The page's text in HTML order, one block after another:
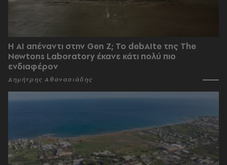
Η AI απέναντι στην Gen Z; Το debAIte της The
Newtons Laboratory έκανε κάτι πολύ πιο
ενδιαφέρον
Δημήτρης Αθανασιάδης